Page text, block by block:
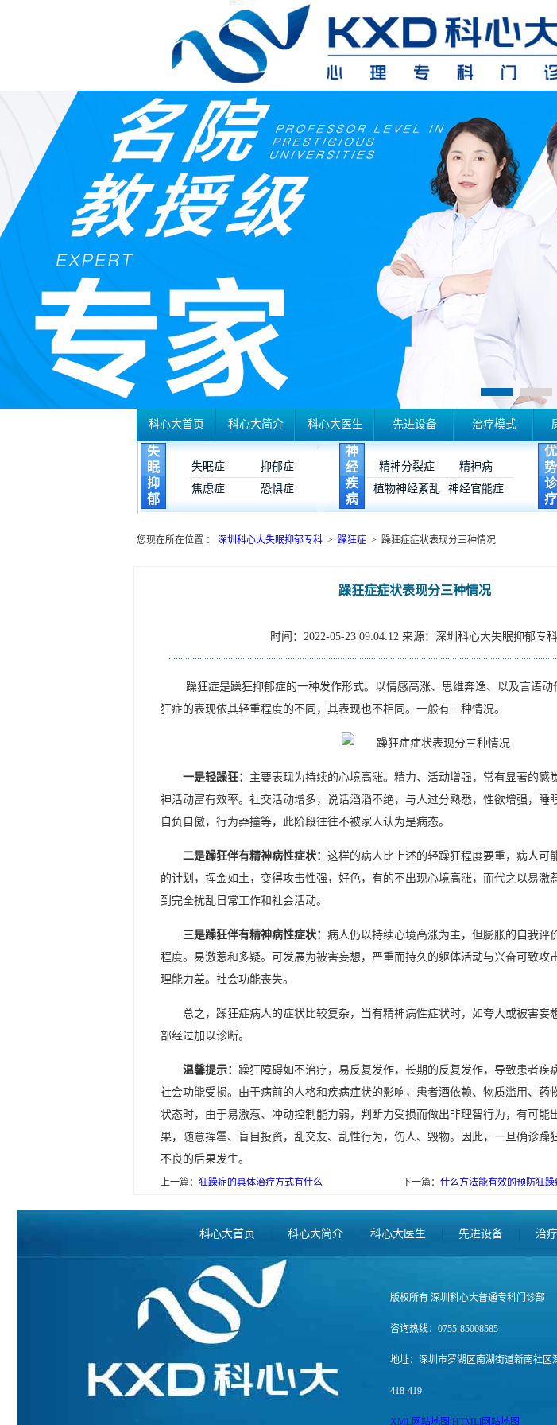
科心大首页 科心大简介 科心大医生 先进设备 治疗模式
失
眠
抑
郁
失眠症
抑郁症
焦虑症
恐惧症
神
经
疾
病
精神分裂症
精神病
植物神经紊乱
神经官能症
优
势
诊
疗
您现在所在位置 ： 深圳科心大失眠抑郁专科 > 躁狂症 > 躁狂症症状表现分三种情况
躁狂症症状表现分三种情况
时间：2022-05-23 09:04:12 来源：深圳科心大失眠抑郁专科
躁狂症是躁狂抑郁症的一种发作形式。以情感高涨、思维奔逸、以及言语
狂症的表现依其轻重程度的不同，其表现也不相同。一般有三种情况。
一是轻躁狂： 主要表现为持续的心境高涨。精力、活动增强，常有显著的感
神活动富有效率。社交活动增多，说话滔滔不绝，与人过分熟悉，性欲增强，睡
自负自傲，行为莽撞等，此阶段往往不被家人认为是病态。
二是躁狂伴有精神病性症状： 这样的病人比上述的轻躁狂程度要重，病人可
的计划，挥金如土，变得攻击性强，好色，有的不出现心境高涨，而代之以易激
到完全扰乱日常工作和社会活动。
三是躁狂伴有精神病性症状： 病人仍以持续心境高涨为主，但膨胀的自我评
程度。易激惹和多疑。可发展为被害妄想，严重而持久的躯体活动与兴奋可致攻
理能力差。社会功能丧失。
总之，躁狂症病人的症状比较复杂，当有精神病性症状时，如夸大或被害妄
部经过加以诊断。
温馨提示： 躁狂障碍如不治疗，易反复发作，长期的反复发作，导致患者疾
社会功能受损。由于病前的人格和疾病症状的影响，患者酒依赖、物质滥用、药
状态时，由于易激惹、冲动控制能力弱，判断力受损而做出非理智行为，有可能
果，随意挥霍、盲目投资，乱交友、乱性行为，伤人、毁物。因此，一旦确诊躁
不良的后果发生。
上一篇： 狂躁症的具体治疗方式有什么 下一篇： 什么方法能有效的预防狂躁
科心大首页 科心大简介 科心大医生 先进设备 治
版权所有 深圳科心大普通专科门诊部
咨询热线：0755-85008585
地址：深圳市罗湖区南湖街道新南社区
418-419
XML网站地图 HTMLl网站地图